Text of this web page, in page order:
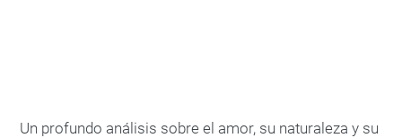
Un profundo análisis sobre el amor, su naturaleza y su